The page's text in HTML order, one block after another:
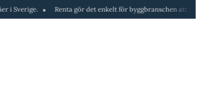
Renta gör det enkelt för byggbranschen att hyra maskiner direkt i